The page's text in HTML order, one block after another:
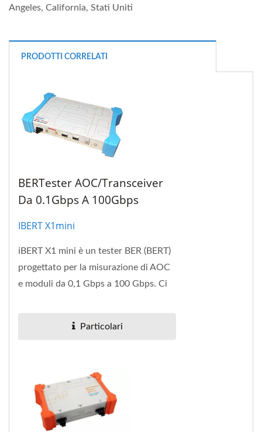
Angeles, California, Stati Uniti
PRODOTTI CORRELATI
BERTester AOC/Transceiver
Da 0.1Gbps A 100Gbps
IBERT X1mini
iBERT X1 mini è un tester BER (BERT)
progettato per la misurazione di AOC
e moduli da 0,1 Gbps a 100 Gbps. Ci
Particolari